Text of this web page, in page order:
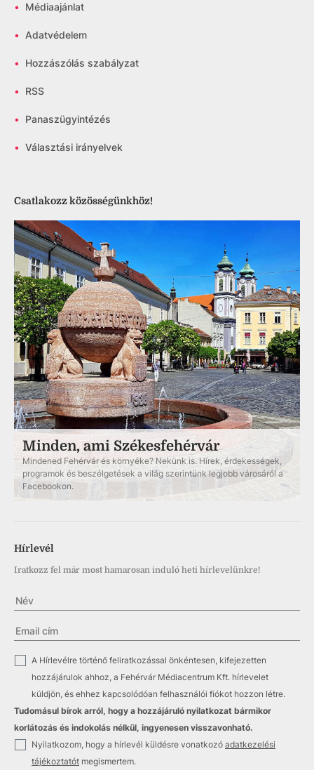
• Médiaajánlat
• Adatvédelem
• Hozzászólás szabályzat
• RSS
• Panaszügyintézés
• Választási irányelvek
Csatlakozz közösségünkhöz!
Minden, ami Székesfehérvár
Mindened Fehérvár és környéke? Nekünk is. Hírek, érdekességek,
programok és beszélgetések a világ szerintünk legjobb városáról a
Facebookon.
Hírlevél
Iratkozz fel már most hamarosan induló heti hírlevelünkre!
A Hírlevélre történő feliratkozással önkéntesen, kifejezetten
hozzájárulok ahhoz, a Fehérvár Médiacentrum Kft. hírlevelet
küldjön, és ehhez kapcsolódóan felhasználói fiókot hozzon létre.
Tudomásul bírok arról, hogy a hozzájáruló nyilatkozat bármikor
korlátozás és indokolás nélkül, ingyenesen visszavonható.
Nyilatkozom, hogy a hírlevél küldésre vonatkozó adatkezelési
tájékoztatót megismertem.